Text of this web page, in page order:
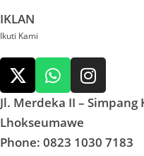
IKLAN
Ikuti Kami
Jl. Merdeka II –
Lhokseumawe
Phone: 0823 1030 7183